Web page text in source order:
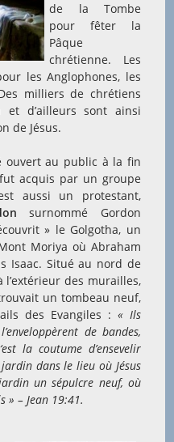
de la Tombe
pour fêter la
Pâque
chrétienne. Les
les Anglophones, les
milliers de chrétiens
et d’ailleurs sont ainsi
de Jésus.
au public à la fin
acquis par un groupe
aussi un protestant,
surnommé Gordon
» le Golgotha, un
Moriya où Abraham
Isaac. Situé au nord de
l’extérieur des murailles,
un tombeau neuf,
des Evangiles : « Ils
de bandes,
‘est la coutume d’ensevelir
dans le lieu où Jésus
un sépulcre neuf, où
» – Jean 19:41.